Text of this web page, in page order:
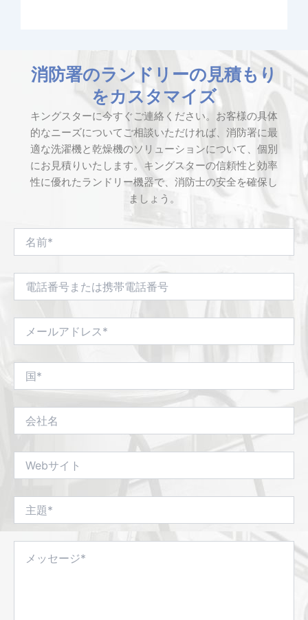
消防署のランドリーの見積もり
をカスタマイズ
キングスターに今すぐご連絡ください。お客様の具体
的なニーズについてご相談いただければ、消防署に最
適な洗濯機と乾燥機のソリューションについて、個別
にお見積りいたします。キングスターの信頼性と効率
性に優れたランドリー機器で、消防士の安全を確保し
ましょう。